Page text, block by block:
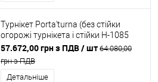
Турнікет Porta'turna (без стійки
огорожі турнікета і стійки H-1085
мм)
57.672,00 грн з ПДВ/ шт 64.080,00
грн з ПДВ
Детальніше